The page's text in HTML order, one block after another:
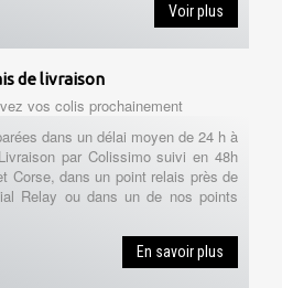
Voir plus
de livraison
vos colis prochainement
dans un délai moyen de 24 h à
par Colissimo suivi en 48h
Corse, dans un point relais près de
Relay ou dans un de nos points
En savoir plus